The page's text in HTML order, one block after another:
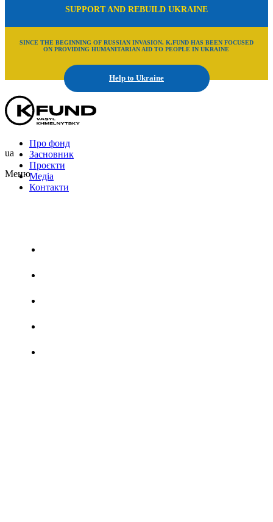
SUPPORT AND REBUILD UKRAINE
SINCE THE BEGINNING OF RUSSIAN INVASION, K.FUND HAS BEEN FOCUSED
ON PROVIDING HUMANITARIAN AID TO PEOPLE IN UKRAINE
Help to Ukraine
Про фонд
Засновник
Проєкти
Медіа
Контакти
ua
Меню